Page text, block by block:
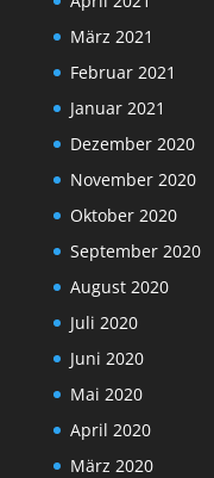
März 2021
Februar 2021
Januar 2021
Dezember 2020
November 2020
Oktober 2020
September 2020
August 2020
Juli 2020
Juni 2020
Mai 2020
April 2020
März 2020